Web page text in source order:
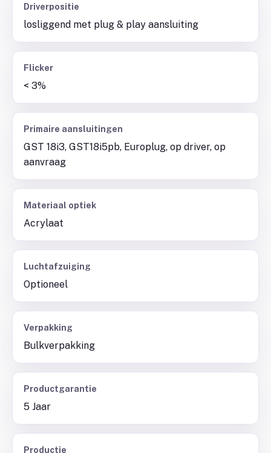
Driverpositie
losliggend met plug & play aansluiting
Flicker
< 3%
Primaire aansluitingen
GST 18i3, GST18i5pb, Europlug, op driver, op
aanvraag
Materiaal optiek
Acrylaat
Luchtafzuiging
Optioneel
Verpakking
Bulkverpakking
Productgarantie
5 Jaar
Productie